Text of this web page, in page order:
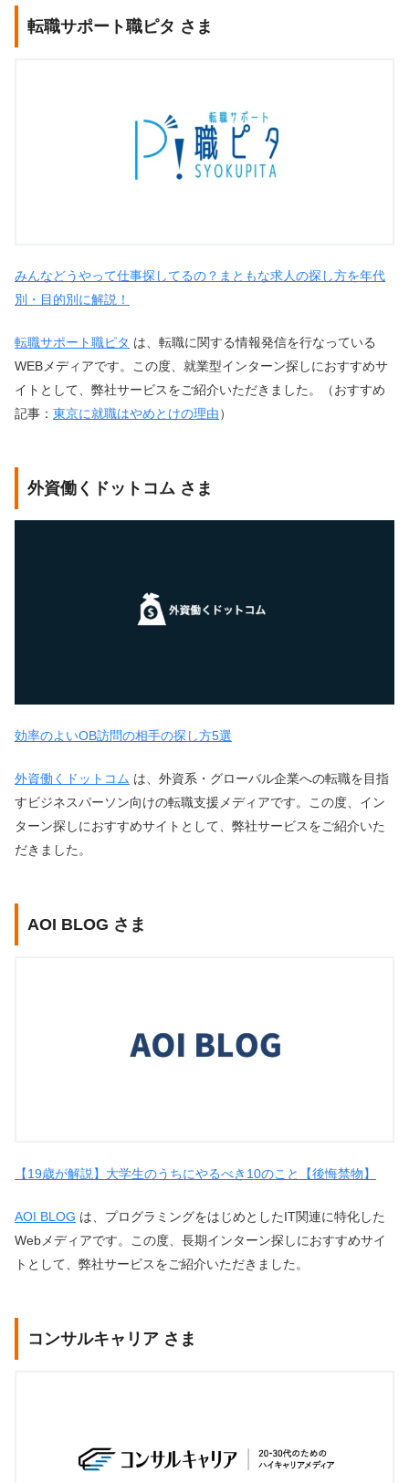
転職サポート職ピタ さま
みんなどうやって仕事探してるの？まともな求人の探し方を年代
別・目的別に解説！
転職サポート職ピタ は、転職に関する情報発信を行なっている
WEBメディアです。この度、就業型インターン探しにおすすめサ
イトとして、弊社サービスをご紹介いただきました。（おすすめ
記事： 東京に就職はやめとけの理由）
外資働くドットコム さま
効率のよいOB訪問の相手の探し方5選
外資働くドットコム は、外資系・グローバル企業への転職を目指
すビジネスパーソン向けの転職支援メディアです。この度、イン
ターン探しにおすすめサイトとして、弊社サービスをご紹介いた
だきました。
AOI BLOG さま
【19歳が解説】大学生のうちにやるべき10のこと【後悔禁物】
AOI BLOG は、プログラミングをはじめとしたIT関連に特化した
Webメディアです。この度、長期インターン探しにおすすめサイ
トとして、弊社サービスをご紹介いただきました。
コンサルキャリア さま